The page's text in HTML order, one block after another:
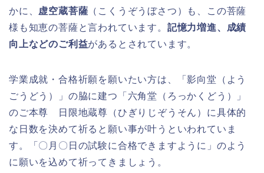
かに、 虚空蔵菩薩 （こくうぞうぼさつ）も、この菩薩
様も知恵の菩薩と言われています。 記憶力増進、成績
向上などのご利益があるとされています。
学業成就・合格祈願を願いたい方は、「影向堂（よう
ごうどう）」の脇に建つ「六角堂（ろっかくどう）」
のご本尊 日限地蔵尊（ひぎりじぞうそん）に具体的
な日数を決めて祈ると願い事が叶うといわれていま
す。「〇月〇日の試験に合格できますように」のよう
に願いを込めて祈ってきましょう。